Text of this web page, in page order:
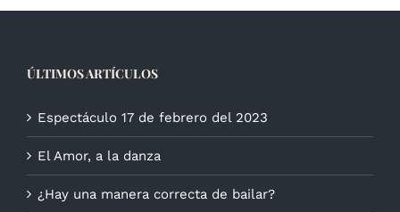
ÚLTIMOS ARTÍCULOS
Espectáculo 17 de febrero del 2023
El Amor, a la danza
¿Hay una manera correcta de bailar?